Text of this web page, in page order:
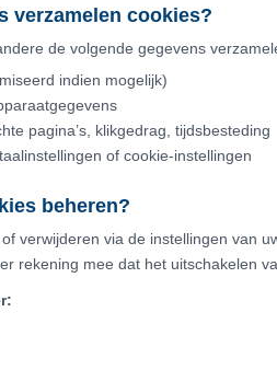
verzamelen cookies?
de volgende gegevens
indien mogelijk)
pagina’s, klikgedrag, tijdsbesteding
of cookie-instellingen
beheren?
verwijderen via de instellingen van
rekening mee dat het uitschakelen